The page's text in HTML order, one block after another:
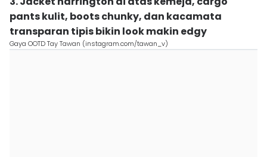
pants kulit, boots chunky, dan kacamata
transparan tipis bikin look makin edgy
Gaya OOTD Tay Tawan (instagram.com/tawan_v)